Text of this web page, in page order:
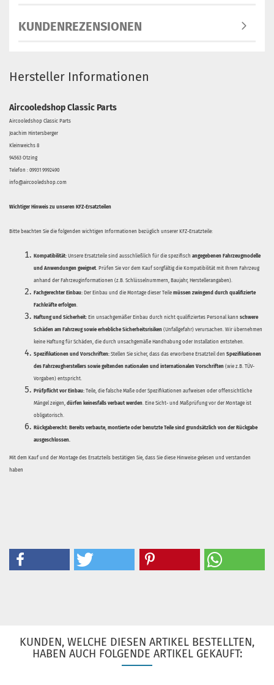
KUNDENREZENSIONEN
Hersteller Informationen
Aircooledshop Classic Parts
Aircooledshop Classic Parts
Joachim Hintersberger
Kleinweichs 8
94563 Otzing
Telefon : 09931 9992490
info@aircooledshop.com
Wichtiger Hinweis zu unseren KFZ-Ersatzteilen
Bitte beachten Sie die folgenden wichtigen Informationen bezüglich unserer KFZ-Ersatzteile:
Kompatibilität: Unsere Ersatzteile sind ausschließlich für die spezifisch angegebenen Fahrzeugmodelle
und Anwendungen geeignet. Prüfen Sie vor dem Kauf sorgfältig die Kompatibilität mit Ihrem Fahrzeug
anhand der Fahrzeuginformationen (z.B. Schlüsselnummern, Baujahr, Herstellerangaben).
Fachgerechter Einbau: Der Einbau und die Montage dieser Teile müssen zwingend durch qualifizierte
Fachkräfte erfolgen.
Haftung und Sicherheit: Ein unsachgemäßer Einbau durch nicht qualifiziertes Personal kann schwere
Schäden am Fahrzeug sowie erhebliche Sicherheitsrisiken (Unfallgefahr) verursachen. Wir übernehmen
keine Haftung für Schäden, die durch unsachgemäße Handhabung oder Installation entstehen.
Spezifikationen und Vorschriften: Stellen Sie sicher, dass das erworbene Ersatzteil den Spezifikationen
des Fahrzeugherstellers sowie geltenden nationalen und internationalen Vorschriften (wie z.B. TÜV-
Vorgaben) entspricht.
Prüfpflicht vor Einbau: Teile, die falsche Maße oder Spezifikationen aufweisen oder offensichtliche
Mängel zeigen, dürfen keinesfalls verbaut werden. Eine Sicht- und Maßprüfung vor der Montage ist
obligatorisch.
Rückgaberecht: Bereits verbaute, montierte oder benutzte Teile sind grundsätzlich von der Rückgabe
ausgeschlossen.
Mit dem Kauf und der Montage des Ersatzteils bestätigen Sie, dass Sie diese Hinweise gelesen und verstanden
haben
KUNDEN, WELCHE DIESEN ARTIKEL BESTELLTEN,
HABEN AUCH FOLGENDE ARTIKEL GEKAUFT: